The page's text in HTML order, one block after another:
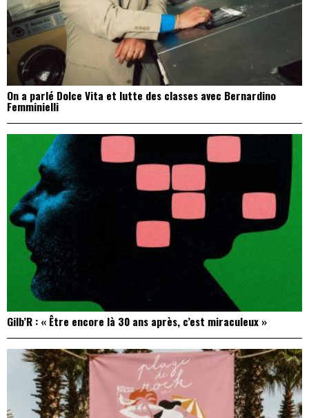
On a parlé Dolce Vita et lutte des classes avec Bernardino
Femminielli
Gilb’R : « Être encore là 30 ans après, c’est miraculeux »